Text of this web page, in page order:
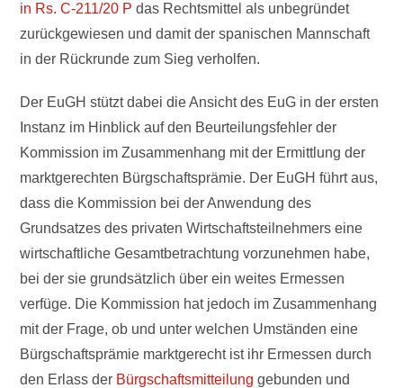
in Rs. C-211/20 P das Rechtsmittel als unbegründet
zurückgewiesen und damit der spanischen Mannschaft
in der Rückrunde zum Sieg verholfen.
Der EuGH stützt dabei die Ansicht des EuG in der ersten
Instanz im Hinblick auf den Beurteilungsfehler der
Kommission im Zusammenhang mit der Ermittlung der
marktgerechten Bürgschaftsprämie. Der EuGH führt aus,
dass die Kommission bei der Anwendung des
Grundsatzes des privaten Wirtschaftsteilnehmers eine
wirtschaftliche Gesamtbetrachtung vorzunehmen habe,
bei der sie grundsätzlich über ein weites Ermessen
verfüge. Die Kommission hat jedoch im Zusammenhang
mit der Frage, ob und unter welchen Umständen eine
Bürgschaftsprämie marktgerecht ist ihr Ermessen durch
den Erlass der Bürgschaftsmitteilung gebunden und